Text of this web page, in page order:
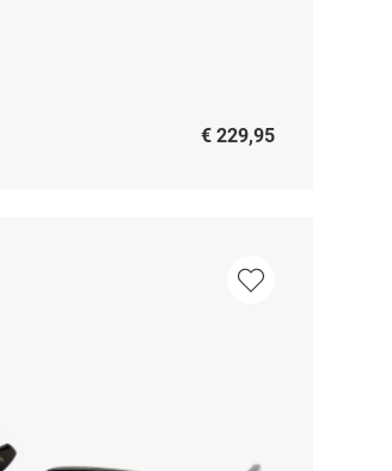
€ 229,95